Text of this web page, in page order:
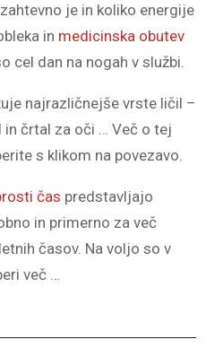
je in koliko energije
in medicinska obutev
cel dan na nogah v službi.
najrazličnejše vrste ličil –
in črtal za oči … Več o tej
s klikom na povezavo.
čas predstavljajo
in primerno za več
časov. Na voljo so v
več …